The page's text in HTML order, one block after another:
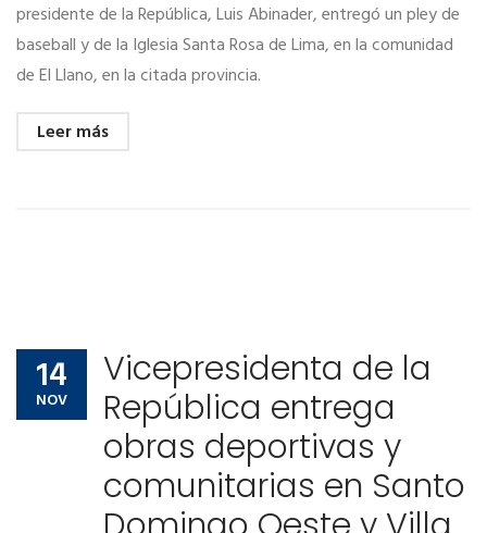
presidente de la República, Luis Abinader, entregó un pley de
baseball y de la Iglesia Santa Rosa de Lima, en la comunidad
de El Llano, en la citada provincia.
Leer más
14
NOV
Vicepresidenta de la
República entrega
obras deportivas y
comunitarias en Santo